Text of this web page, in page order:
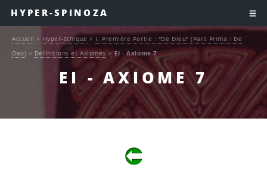
HYPER-SPINOZA
EI - AXIOME 7
Accueil > Hyper-Ethique > I. Première Partie : "De Dieu" (Pars Prima : De
Deo) > Définitions et Axiomes >EI - Axiome 7